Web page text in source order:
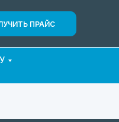
ПРАЙС